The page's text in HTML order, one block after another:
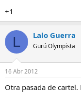
a
+1
L Lalo Guerra
Gurú Olympista
16 Abr 2012
Otra pasada de